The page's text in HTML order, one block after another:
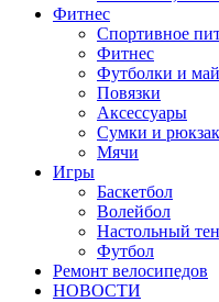
Фитнес
Спортивное
Фитнес
Футболки и
Повязки
Аксессуары
Сумки и
Мячи
Игры
Баскетбол
Волейбол
Настольный
Футбол
Ремонт велосипедов
НОВОСТИ